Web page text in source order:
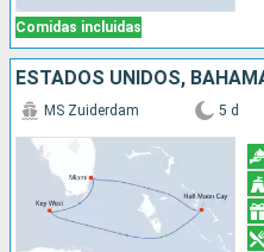
Comidas incluidas
ESTADOS UNIDOS,
MS Zuiderdam 5 d